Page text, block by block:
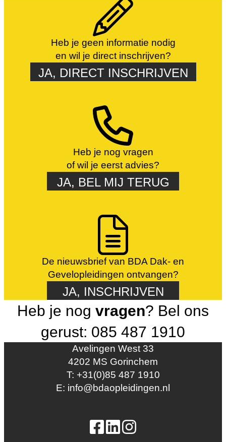
Heb je geen informatie nodig
en wil je direct inschrijven?
JA, DIRECT INSCHRIJVEN
Heb je nog vragen
of wil je eerst advies?
JA, BEL MIJ TERUG
De nieuwsbrief van BDA Dak- en
Gevelopleidingen ontvangen?
JA, INSCHRIJVEN
Heb je nog vragen? Bel ons
gerust: 085 487 1910
Avelingen West 33
4202 MS Gorinchem
T: +31(0)85 487 1910
E: info@bdaopleidingen.nl